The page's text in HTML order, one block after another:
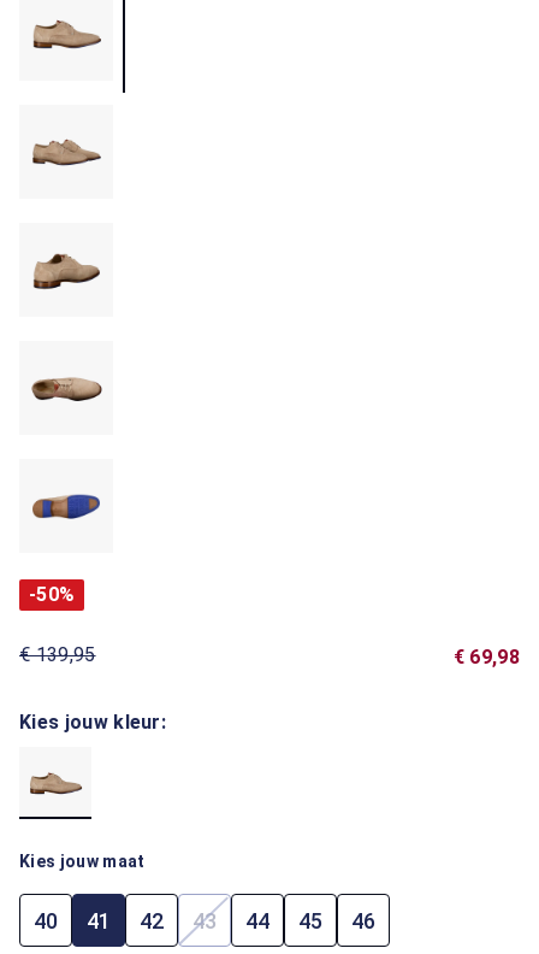
-50%
€ 139,95 € 69,98
Kies jouw kleur:
Kies jouw maat
40 41 42 43(Deze optie is momenteel niet
44 45 46